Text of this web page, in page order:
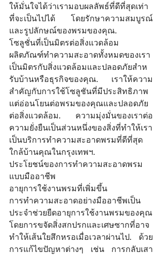
ให้มั่นใจได้ว่าเรามอบผลลัพธ์ที่ดีที่สุดเท่า
ที่จะเป็นไปได้ โดยรักษาความสมบูรณ์
และรูปลักษณ์ของพรมของคุณ.
โซลูชั่นที่เป็นมิตรต่อสิ่งแวดล้อม
ผลิตภัณฑ์ทําความสะอาดทั้งหมดของเรา
เป็นมิตรกับสิ่งแวดล้อมและปลอดภัยสําห
รับบ้านหรือธุรกิจของคุณ. เราให้ความ
สําคัญกับการใช้โซลูชันที่มีประสิทธิภาพ
แต่อ่อนโยนต่อพรมของคุณและปลอดภัย
ต่อสิ่งแวดล้อม. ความมุ่งมั่นของเราต่อ
ความยั่งยืนเป็นส่วนหนึ่งของสิ่งที่ทําให้เรา
เป็นบริการทําความสะอาดพรมที่ดีที่สุด
ใกล้บ้านคุณในกรุงเทพฯ.
ประโยชน์ของการทําความสะอาดพรม
แบบมืออาชีพ
อายุการใช้งานพรมที่เพิ่มขึ้น
การทําความสะอาดอย่างมืออาชีพเป็น
ประจําช่วยยืดอายุการใช้งานพรมของคุณ
โดยการขจัดสิ่งสกปรกและเศษซากที่อาจ
ทําให้เส้นใยสึกหรอเมื่อเวลาผ่านไป. ด้วย
การแก้ไขปัญหาต่างๆ เช่น การกลับเสา